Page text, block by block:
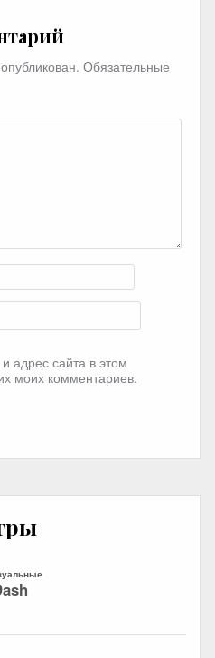
Обязательные
адрес сайта в этом
моих комментариев.